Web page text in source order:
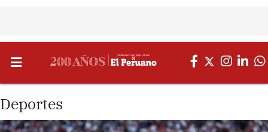
Deportes